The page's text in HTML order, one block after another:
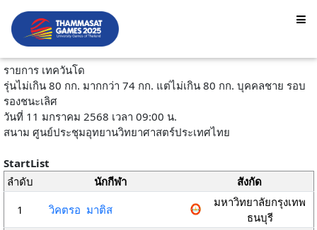
รายการ เทควันโด
รุ่นไม่เกิน 80 กก. มากกว่า 74 กก. แต่ไม่เกิน 80 กก. บุคคลชาย รอบ
รองชนะเลิศ
วันที่ 11 มกราคม 2568 เวลา 09:00 น.
สนาม ศูนย์ประชุมอุทยานวิทยาศาสตร์ประเทศไทย
StartList
ลำดับ
นักกีฬา
สังกัด
1
วิคตรอ มาติส
มหาวิทยาลัยกรุงเทพ
ธนบุรี